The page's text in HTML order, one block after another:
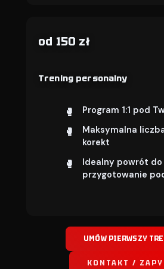
od 150 zł
Trening personalny
Program 1:1 pod
Maksymalna
korekt
Idealny powrót
przygotowanie
UMÓW PIERWSZY
KONTAKT /